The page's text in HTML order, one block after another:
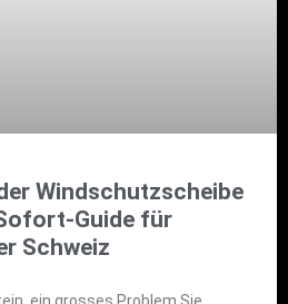
Windschutzscheibe
Guide für
Schweiz